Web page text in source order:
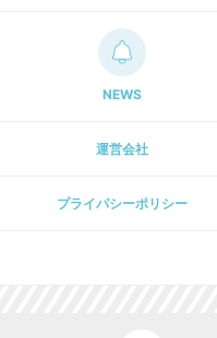
NEWS
運営会社
プライパシーポリシー